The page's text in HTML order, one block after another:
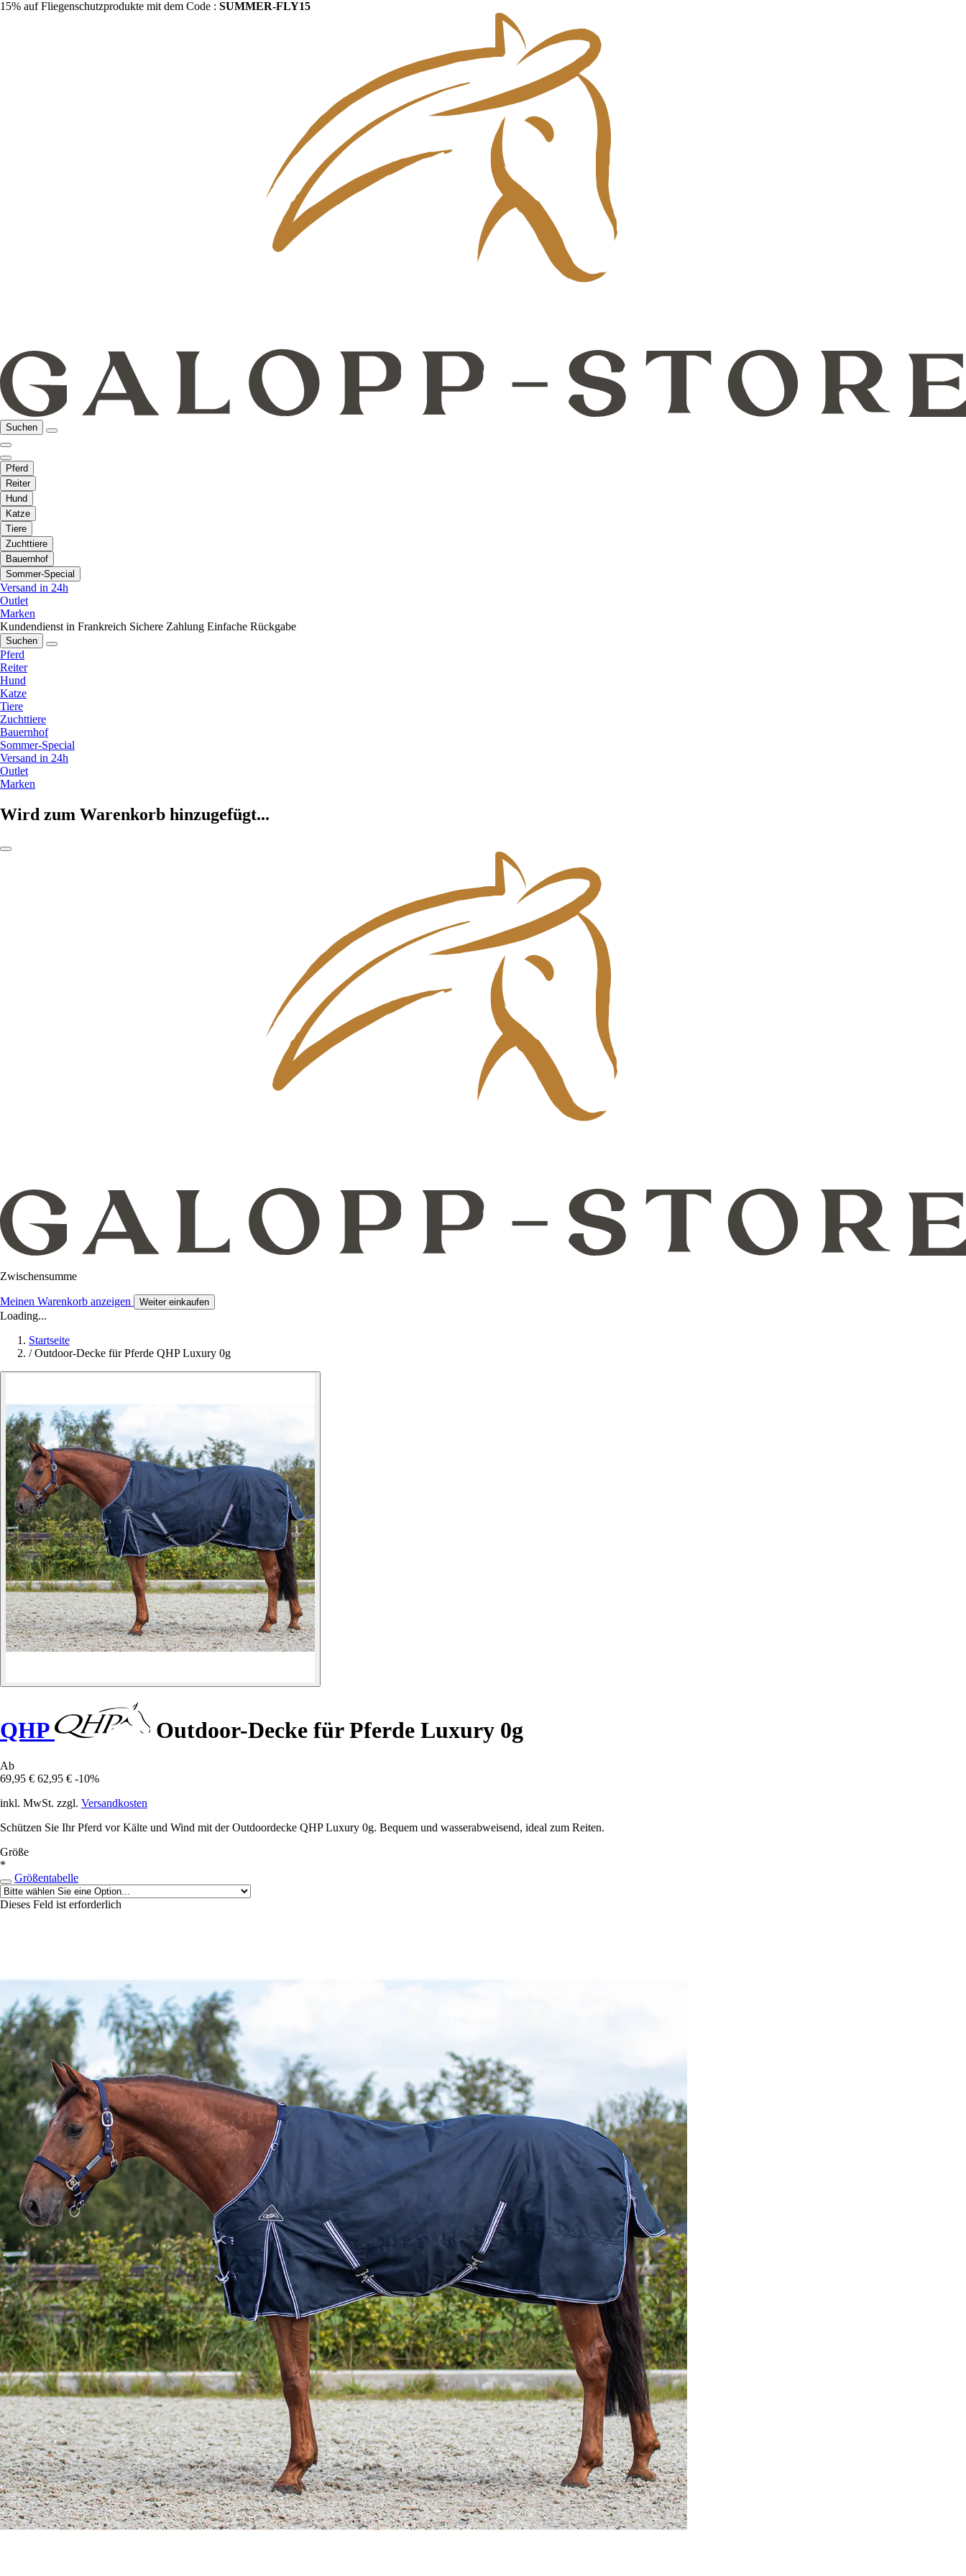
15% auf Fliegenschutzprodukte mit dem Code : SUMMER-FLY15
Suchen
Pferd
Reiter
Hund
Katze
Tiere
Zuchttiere
Bauernhof
Sommer-Special
Versand in 24h
Outlet
Marken
Kundendienst in Frankreich Sichere Zahlung Einfache Rückgabe
Suchen
Pferd
Reiter
Hund
Katze
Tiere
Zuchttiere
Bauernhof
Sommer-Special
Versand in 24h
Outlet
Marken
Wird zum Warenkorb hinzugefügt...
Zwischensumme
Meinen Warenkorb anzeigen Weiter einkaufen
Loading...
Startseite
/ Outdoor-Decke für Pferde QHP Luxury 0g
QHP Outdoor-Decke für Pferde Luxury 0g
Ab
69,95 € 62,95 € -10%
inkl. MwSt. zzgl. Versandkosten
Schützen Sie Ihr Pferd vor Kälte und Wind mit der Outdoordecke QHP Luxury 0g. Bequem und wasserabweisend, ideal zum Reiten.
Größe
*
Größentabelle
Dieses Feld ist erforderlich